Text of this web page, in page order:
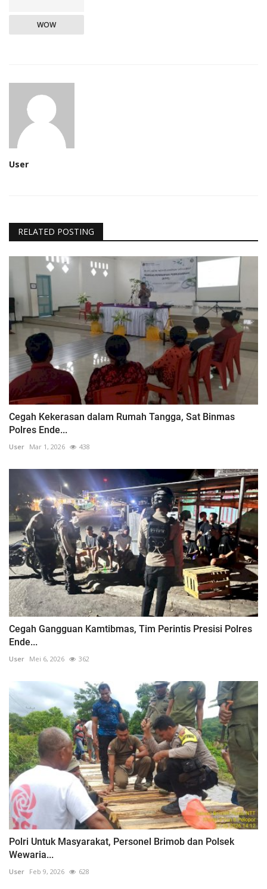
WOW
User
RELATED POSTING
Cegah Kekerasan dalam Rumah Tangga, Sat Binmas
Polres Ende...
User Mar 1, 2026 438
Cegah Gangguan Kamtibmas, Tim Perintis Presisi Polres
Ende...
User Mei 6, 2026 362
Polri Untuk Masyarakat, Personel Brimob dan Polsek
Wewaria...
User Feb 9, 2026 628